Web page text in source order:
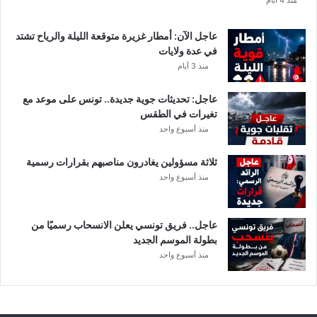
ت
ف
ا
ص
ل
عاجل الآن: أمطار غزيرة متوقعة الليلة والرياح تشتد
في عدة ولايات
منذ 3 أيام
عاجل: تحديثات جوية جديدة.. تونس على موعد مع
تغيرات في الطقس
منذ أسبوع واحد
ثلاثة مسؤولين يغادرون مناصبهم بقرارات رسمية
منذ أسبوع واحد
عاجل.. فريق تونسي يعلن الانسحاب رسميًا من
بطولة الموسم الجديد
منذ أسبوع واحد